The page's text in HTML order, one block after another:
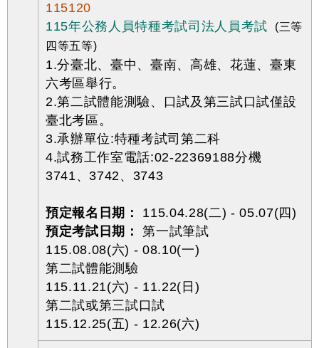
115120
115年公務人員特種考試司法人員考試
(三等
四等五等)
1.分臺北、臺中、臺南、高雄、花蓮、臺東
六考區舉行。
2.第二試體能測驗、口試及第三試口試僅設
臺北考區。
3.承辦單位:特種考試司第二科
4.試務工作室電話:02-22369188分機
3741、3742、3743
預定報名日期：
115.04.28(二) - 05.07(四)
預定考試日期：
第一試筆試
115.08.08(六) - 08.10(一)
第二試體能測驗
115.11.21(六) - 11.22(日)
第二試或第三試口試
115.12.25(五) - 12.26(六)